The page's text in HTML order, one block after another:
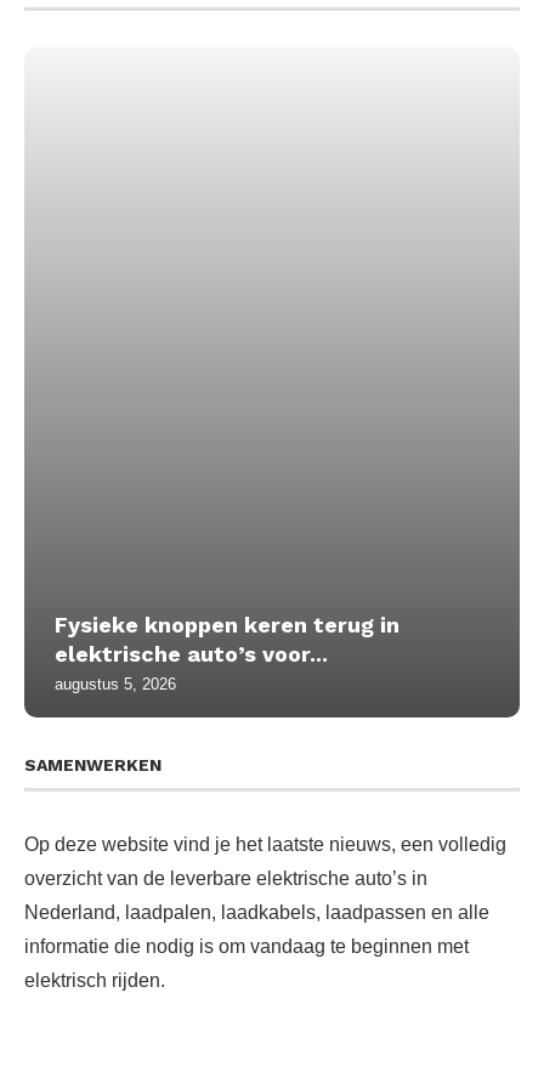
Fysieke knoppen keren terug in
elektrische auto’s voor...
augustus 5, 2026
SAMENWERKEN
Op deze website vind je het laatste nieuws, een volledig
overzicht van de leverbare elektrische auto’s in
Nederland, laadpalen, laadkabels, laadpassen en alle
informatie die nodig is om vandaag te beginnen met
elektrisch rijden.